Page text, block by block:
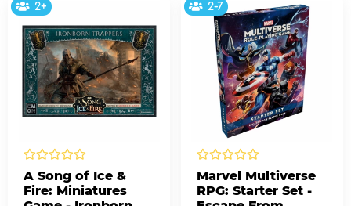
2+
A Song of Ice &
Fire: Miniatures
2-7
Marvel Multiverse
RPG: Starter Set -